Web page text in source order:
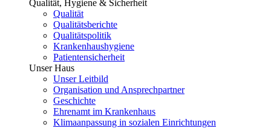
Qualität, Hygiene & Sicherheit
Qualität
Qualitätsberichte
Qualitätspolitik
Krankenhaushygiene
Patientensicherheit
Unser Haus
Unser Leitbild
Organisation und Ansprechpartner
Geschichte
Ehrenamt im Krankenhaus
Klimaanpassung in sozialen Einrichtungen